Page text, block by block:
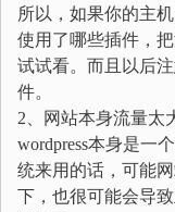
所以，如果你的主
使用了哪些插件，
试试看。而且以后
件。
2、网站本身流量太
wordpress本身是一
统来用的话，可能
下，也很可能会导